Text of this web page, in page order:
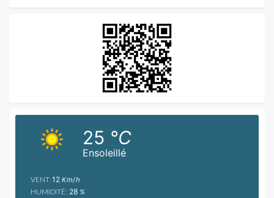
Ensoleillé
25 °C
VENT: 12 Km/h
HUMIDITÉ: 28 %